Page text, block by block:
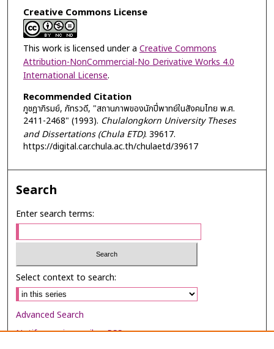
Creative Commons License
This work is licensed under a Creative Commons
Attribution-NonCommercial-No Derivative Works 4.0
International License.
Recommended Citation
ภูชฎาภิรมย์, ภัทรวดี, "สถานภาพของนักปี่พาทย์ในสังคมไทย พ.ศ.
2411-2468" (1993). Chulalongkorn University Theses
and Dissertations (Chula ETD). 39617.
https://digital.car.chula.ac.th/chulaetd/39617
Search
Enter search terms:
Select context to search:
Advanced Search
Notify me via email orRSS